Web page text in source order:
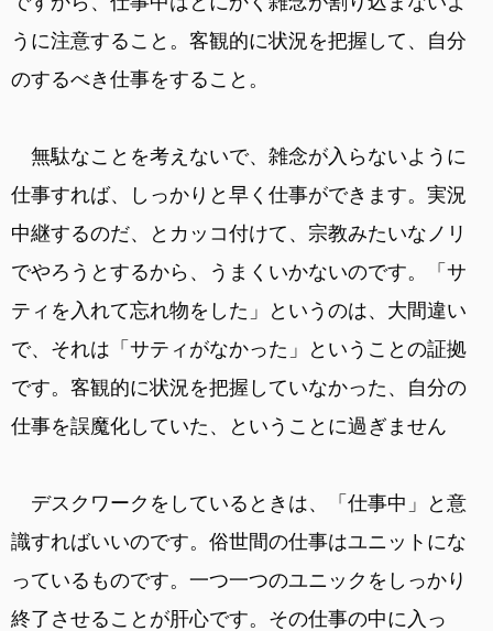
うに注意すること。客観的に状況を把握して、自分
のするべき仕事をすること。
無駄なことを考えないで、雑念が入らないように
仕事すれば、しっかりと早く仕事ができます。実況
中継するのだ、とカッコ付けて、宗教みたいなノリ
でやろうとするから、うまくいかないのです。「サ
ティを入れて忘れ物をした」というのは、大間違い
で、それは「サティがなかった」ということの証拠
です。客観的に状況を把握していなかった、自分の
仕事を誤魔化していた、ということに過ぎません
デスクワークをしているときは、「仕事中」と意
識すればいいのです。俗世間の仕事はユニットにな
っているものです。一つ一つのユニックをしっかり
終了させることが肝心です。その仕事の中に入っ